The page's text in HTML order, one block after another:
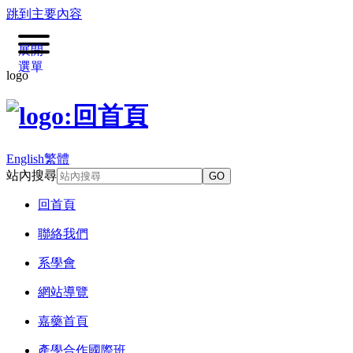
跳到主要內容
展開
選單
logo
English繁體
站內搜尋
GO
回首頁
聯絡我們
系學會
網站導覽
嘉藥首頁
產學合作國際班